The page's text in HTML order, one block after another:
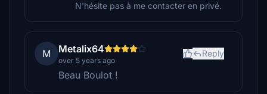
N'hésite pas à me contacter en privé.
M Metalix64
over 5 years ago
Reply
Beau Boulot !